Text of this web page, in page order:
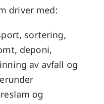
driver med:
sortering,
deponi,
av avfall og
og